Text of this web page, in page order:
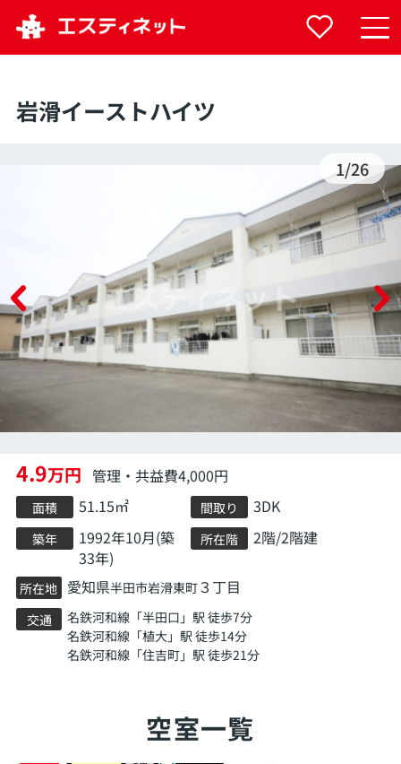
岩滑イーストハイツ
1/26
4.9万円 管理・共益費4,000円
面積 51.15㎡ 間取り 3DK
築年
1992年10月(築
33年)
所在階 2階/2階建
所在地 愛知県半田市岩滑東町３丁目
交通 名鉄河和線 「半田口 」駅 徒歩7分
名鉄河和線 「植大」駅 徒歩14分
名鉄河和線 「住吉町」駅 徒歩21分
空室一覧